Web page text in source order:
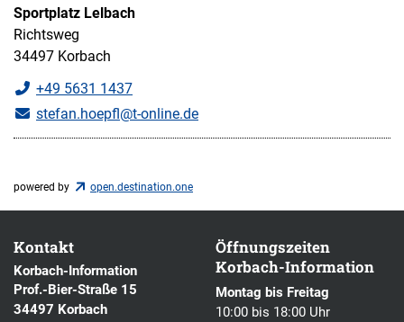
Sportplatz Lelbach
Richtsweg
34497 Korbach
+49 5631 1437
stefan.hoepfl@t-online.de
powered by open.destination.one
Kontakt
Korbach-Information
Prof.-Bier-Straße 15
34497 Korbach
Öffnungszeiten
Korbach-Information
Montag bis Freitag
10:00 bis 18:00 Uhr